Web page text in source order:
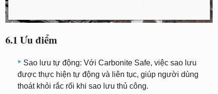
6.1 Ưu điểm
Sao lưu tự động: Với Carbonite Safe, việc sao lưu
được thực hiện tự động và liên tục, giúp người dùng
thoát khỏi rắc rối khi sao lưu thủ công.